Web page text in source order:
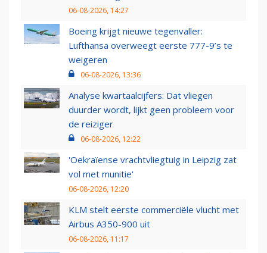
06-08-2026, 14:27
Boeing krijgt nieuwe tegenvaller:
Lufthansa overweegt eerste 777-9’s te
weigeren
06-08-2026, 13:36
Analyse kwartaalcijfers: Dat vliegen
duurder wordt, lijkt geen probleem voor
de reiziger
06-08-2026, 12:22
'Oekraïense vrachtvliegtuig in Leipzig zat
vol met munitie'
06-08-2026, 12:20
KLM stelt eerste commerciële vlucht met
Airbus A350-900 uit
06-08-2026, 11:17